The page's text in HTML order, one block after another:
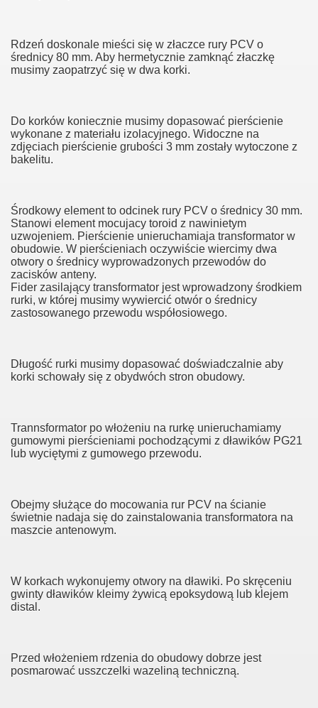
Rdzeń doskonale mieści się w złaczce rury PCV o
średnicy 80 mm. Aby hermetycznie zamknąć złaczkę
musimy zaopatrzyć się w dwa korki.
Do korków koniecznie musimy dopasować pierścienie
wykonane z materiału izolacyjnego. Widoczne na
zdjęciach pierścienie grubości 3 mm zostały wytoczone z
bakelitu.
Środkowy element to odcinek rury PCV o średnicy 30 mm.
Stanowi element mocujacy toroid z nawinietym
uzwojeniem. Pierścienie unieruchamiaja transformator w
obudowie. W pierścieniach oczywiście wiercimy dwa
otwory o średnicy wyprowadzonych przewodów do
zacisków anteny.
Fider zasilający transformator jest wprowadzony środkiem
rurki, w której musimy wywiercić otwór o średnicy
zastosowanego przewodu współosiowego.
Długość rurki musimy dopasować doświadczalnie aby
korki schowały się z obydwóch stron obudowy.
Trannsformator po włożeniu na rurkę unieruchamiamy
gumowymi pierścieniami pochodzącymi z dławików PG21
lub wyciętymi z gumowego przewodu.
Obejmy służące do mocowania rur PCV na ścianie
świetnie nadaja się do zainstalowania transformatora na
maszcie antenowym.
W korkach wykonujemy otwory na dławiki. Po skręceniu
gwinty dławików kleimy żywicą epoksydową lub klejem
distal.
Przed włożeniem rdzenia do obudowy dobrze jest
posmarować usszczelki wazeliną techniczną.
radiotelefon 3001
3001
3001